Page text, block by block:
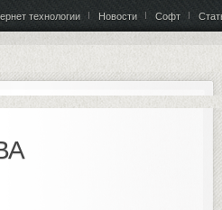
технологии Новости Софт